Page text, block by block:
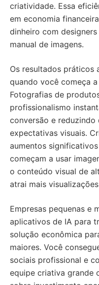
criatividade. Essa
em economia
dinheiro com
manual de imagens.
Os resultados práticos
quando você começa
Fotografias de
profissionalismo
conversão e reduzindo
expectativas visuais.
aumentos
começam a usar
o conteúdo visual de
atrai mais
Empresas pequenas e
aplicativos de IA para
solução econômica
maiores. Você
sociais profissional e
equipe criativa grande